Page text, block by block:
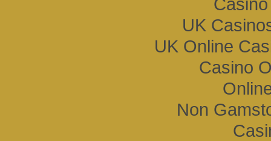
UK
UK Online
Casino
Non